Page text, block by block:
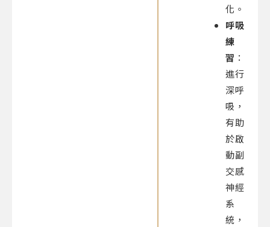
化。
呼吸
練
習 ：
進行
深呼
吸，
有助
於啟
動副
交感
神經
系
統，